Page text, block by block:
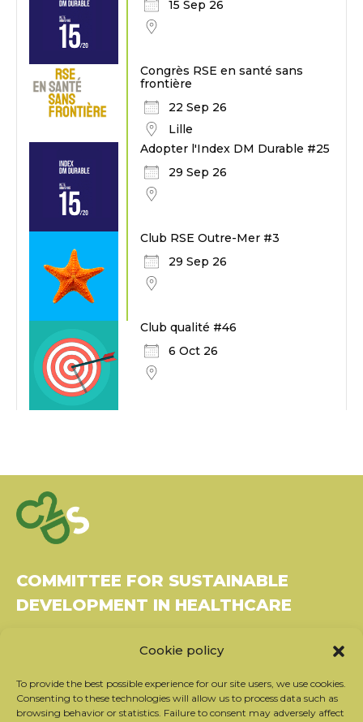
Cookie policy
To provide the best possible experience for our site users, we use cookies.
Consenting to these technologies will allow us to process data such as
browsing behavior or statistics. Failure to consent may adversely affect
15 Sep 26
Congrès RSE en santé sans
frontière
22 Sep 26
Lille
Adopter l'Index DM Durable #25
29 Sep 26
Club RSE Outre-Mer #3
29 Sep 26
Club qualité #46
6 Oct 26
COMMITTEE FOR SUSTAINABLE
DEVELOPMENT IN HEALTHCARE
37270 Montlouis-sur-Loire
Tel: 06 26 49 36 81 - contact@c2ds.eu